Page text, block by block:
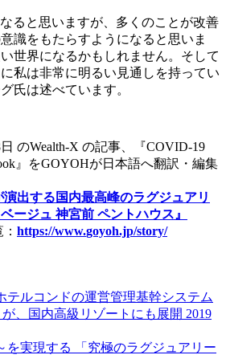
ると思いますが、 多くのことが改善
識をもたらすようになると思いま
世界になるかもしれません。 そして
私は非常に明るい見通しを持ってい
氏は述べています。
のWealth-X の記事、『COVID-19
』をGOYOHが日本語へ翻訳・編集
出する国内最高峰のラグジュアリ
ージュ 神宮前 ペントハウス』
https://www.goyoh.jp/story/
テルコンドの運営管理基幹システム
が、国内高級リゾートにも展開 2019
を実現する 「究極のラグジュアリー